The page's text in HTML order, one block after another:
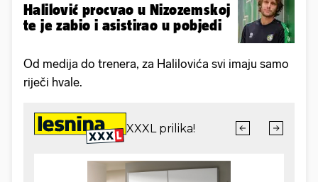
Halilović procvao u Nizozemskoj
te je zabio i asistirao u pobjedi
Od medija do trenera, za Halilovića svi imaju samo
riječi hvale.